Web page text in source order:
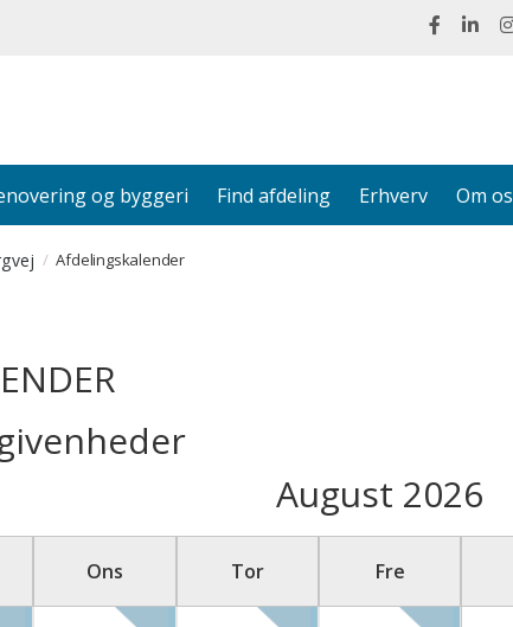
og byggeri Find afdeling Erhverv Om os
Afdelingskalender
August 2026
Ons Tor Fre